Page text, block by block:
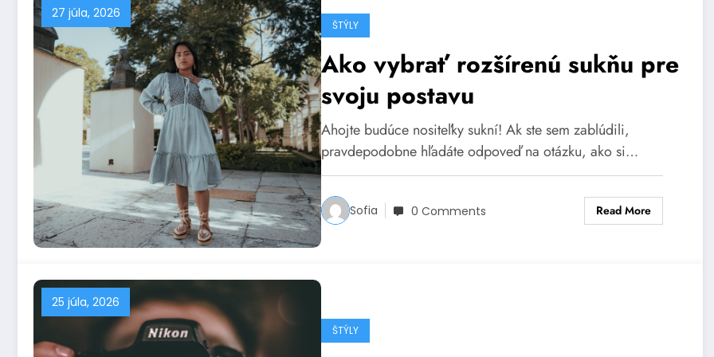
27 júla, 2026
ŠTÝLY
Ako vybrať rozšírenú sukňu pre
svoju postavu
Ahojte budúce nositeľky sukní! Ak ste sem zablúdili,
pravdepodobne hľadáte odpoveď na otázku, ako si…
Sofia 0 Comments Read More
25 júla, 2026
ŠTÝLY